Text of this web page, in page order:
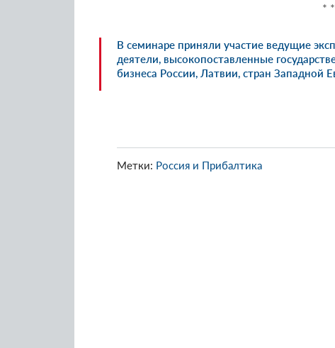
*
В семинаре приняли участие ведущие
деятели, высокопоставленные
бизнеса России, Латвии, стран Западной
Метки: Россия и Прибалтика